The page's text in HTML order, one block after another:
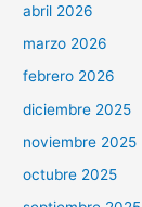
abril 2026
marzo 2026
febrero 2026
diciembre 2025
noviembre 2025
octubre 2025